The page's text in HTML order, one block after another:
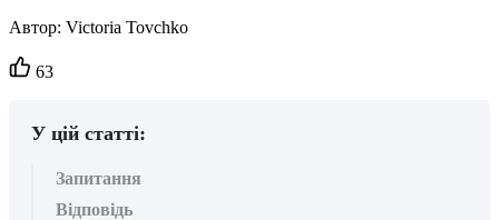
Автор: Victoria Tovchko
Кількість
вподобайок:
63
У цій статті:
Запитання
Відповідь